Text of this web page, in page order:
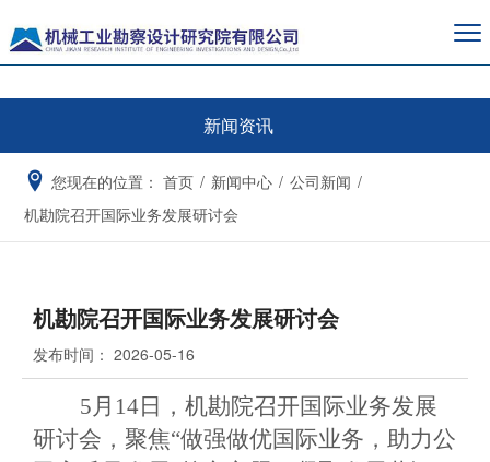
新闻资讯
您现在的位置： 首页 / 新闻中心 / 公司新闻 /
机勘院召开国际业务发展研讨会
机勘院召开国际业务发展研讨会
发布时间： 2026-05-16
5月14日，机勘院召开国际业务发展
研讨会，聚焦“做强做优国际业务，助力公